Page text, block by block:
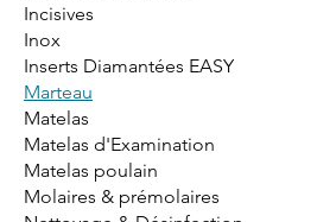
Incisives
Inox
Inserts Diamantées EASY
Marteau
Matelas
Matelas d'Examination
Matelas poulain
Molaires & prémolaires